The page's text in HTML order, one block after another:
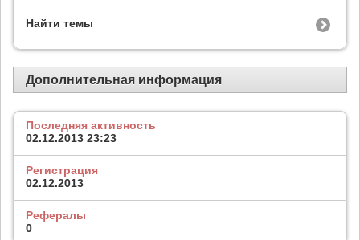
Найти темы
Дополнительная информация
Последняя активность
02.12.2013 23:23
Регистрация
02.12.2013
Рефералы
0